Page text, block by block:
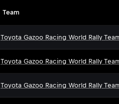
Team
Toyota Gazoo Racing World Rally
Toyota Gazoo Racing World Rally
Toyota Gazoo Racing World Rally